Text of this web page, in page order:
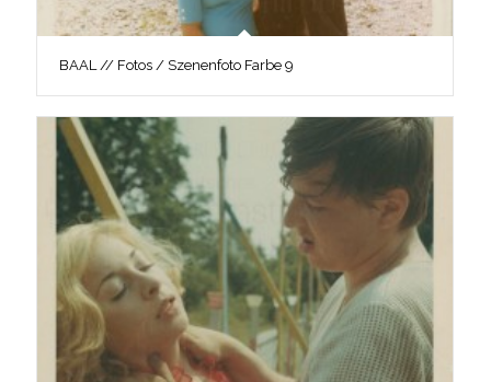
BAAL // Fotos / Szenenfoto Farbe 9